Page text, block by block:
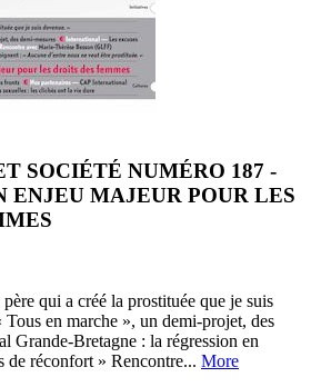
SOCIÉTÉ NUMÉRO 187 -
MAJEUR POUR LES
qui a créé la prostituée que je suis
en marche », un demi-projet, des
Grande-Bretagne : la régression en
de réconfort » Rencontre... More